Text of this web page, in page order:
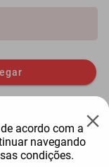
acordo com a
navegando
condições.